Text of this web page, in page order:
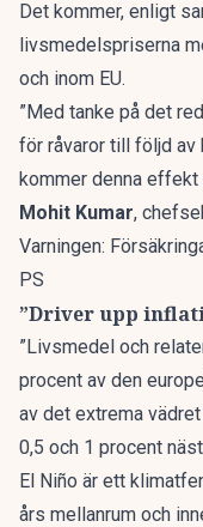
Det kommer, enligt
livsmedelspriserna
och inom EU.
”Med tanke på det
för råvaror till följd av
kommer denna effekt
Mohit Kumar,
Varningen:
PS
”Driver upp
”Livsmedel och
procent av den
av det extrema
0,5 och 1 procent
El Niño är ett
års mellanrum och